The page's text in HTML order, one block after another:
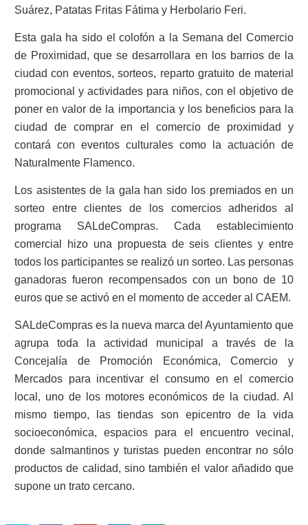
Suárez, Patatas Fritas Fátima y Herbolario Feri.
Esta gala ha sido el colofón a la Semana del Comercio
de Proximidad, que se desarrollara en los barrios de la
ciudad con eventos, sorteos, reparto gratuito de material
promocional y actividades para niños, con el objetivo de
poner en valor de la importancia y los beneficios para la
ciudad de comprar en el comercio de proximidad y
contará con eventos culturales como la actuación de
Naturalmente Flamenco.
Los asistentes de la gala han sido los premiados en un
sorteo entre clientes de los comercios adheridos al
programa SALdeCompras. Cada establecimiento
comercial hizo una propuesta de seis clientes y entre
todos los participantes se realizó un sorteo. Las personas
ganadoras fueron recompensados con un bono de 10
euros que se activó en el momento de acceder al CAEM.
SALdeCompras es la nueva marca del Ayuntamiento que
agrupa toda la actividad municipal a través de la
Concejalía de Promoción Económica, Comercio y
Mercados para incentivar el consumo en el comercio
local, uno de los motores económicos de la ciudad. Al
mismo tiempo, las tiendas son epicentro de la vida
socioeconómica, espacios para el encuentro vecinal,
donde salmantinos y turistas pueden encontrar no sólo
productos de calidad, sino también el valor añadido que
supone un trato cercano.